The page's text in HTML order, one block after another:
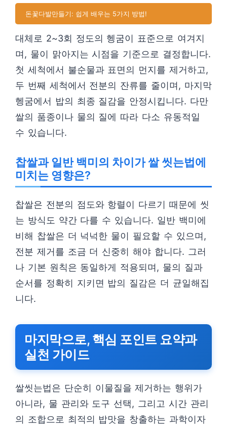
돈꽃다발만들기: 쉽게 배우는 5가지 방법!
대체로 2~3회 정도의 헹굼이 표준으로 여겨지
며, 물이 맑아지는 시점을 기준으로 결정합니다.
첫 세척에서 불순물과 표면의 먼지를 제거하고,
두 번째 세척에서 전분의 잔류를 줄이며, 마지막
헹굼에서 밥의 최종 질감을 안정시킵니다. 다만
쌀의 품종이나 물의 질에 따라 다소 유동적일
수 있습니다.
찹쌀과 일반 백미의 차이가 쌀 씻는법에
미치는 영향은?
찹쌀은 전분의 점도와 항렬이 다르기 때문에 씻
는 방식도 약간 다를 수 있습니다. 일반 백미에
비해 찹쌀은 더 넉넉한 물이 필요할 수 있으며,
전분 제거를 조금 더 신중히 해야 합니다. 그러
나 기본 원칙은 동일하게 적용되며, 물의 질과
순서를 정확히 지키면 밥의 질감은 더 균일해집
니다.
마지막으로, 핵심 포인트 요약과
실천 가이드
쌀씻는법은 단순히 이물질을 제거하는 행위가
아니라, 물 관리와 도구 선택, 그리고 시간 관리
의 조합으로 최적의 밥맛을 창출하는 과학이자